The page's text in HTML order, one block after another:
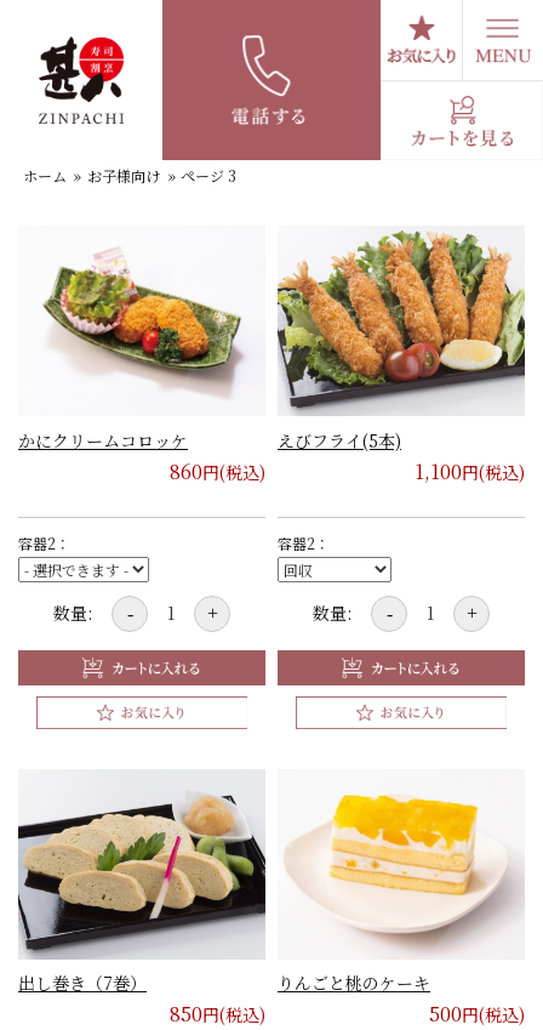
お子様向け
ホーム » お子様向け » ページ 3
かにクリームコロッケ
860円(税込)
容器2：
数量: - +
えびフライ(5本)
1,100円(税込)
容器2：
数量: - +
出し巻き（7巻）
850円(税込)
りんごと桃のケーキ
500円(税込)